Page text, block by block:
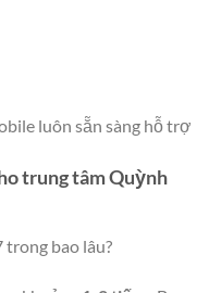
luôn sẵn sàng hỗ trợ
trung tâm Quỳnh
bao lâu?